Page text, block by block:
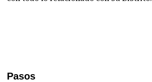
Pasos